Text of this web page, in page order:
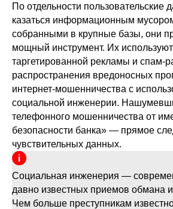
По отдельности пользовательские
казаться информационным
собранными в крупные базы, они
мощный инструмент. Их
таргетированной рекламы и спам-
распространения вредоносных
интернет-мошенничества с
социальной инженерии.
телефонного мошенничества от
безопасности банка» — прямое
чувствительных данных.
Социальная инженерия —
давно известных приемов обмана
Чем больше преступникам